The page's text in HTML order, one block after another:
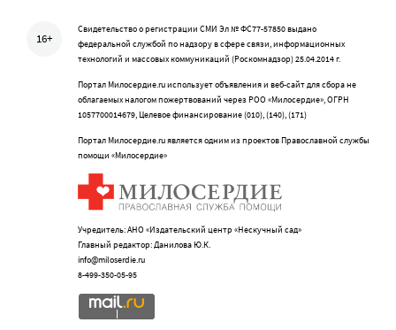
16+
Свидетельство о регистрации СМИ Эл № ФС77-57850 выдано
федеральной службой по надзору в сфере связи, информационных
технологий и массовых коммуникаций (Роскомнадзор) 25.04.2014 г.
Портал Милосердие.ru использует объявления и веб-сайт для сбора не
облагаемых налогом пожертвований через РОО «Милосердие», ОГРН
1057700014679, Целевое финансирование (010), (140), (171)
Портал Милосердие.ru является одним из проектов Православной службы
помощи «Милосердие»
Учредитель: АНО «Издательский центр «Нескучный сад»
Главный редактор: Данилова Ю.К.
info@miloserdie.ru
8-499-350-05-95